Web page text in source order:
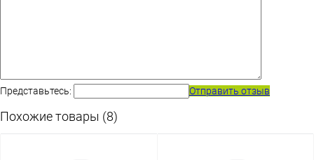
Представьтесь: Отправить отзыв
Похожие товары (8)